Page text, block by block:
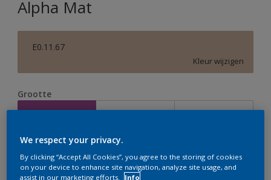
Alpha Mat
E0.11.67
Kleur wijzigen
Grootte
2,5 L 5 L 10 L
Verfcalculator
Bereken
We respect your privacy.
By clicking “Accept All Cookies”, you agree to the storing of cookies
on your device to enhance site navigation, analyze site usage, and
assist in our marketing efforts.
Info